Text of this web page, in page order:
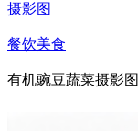
摄影图
餐饮美食
有机豌豆蔬菜摄影图